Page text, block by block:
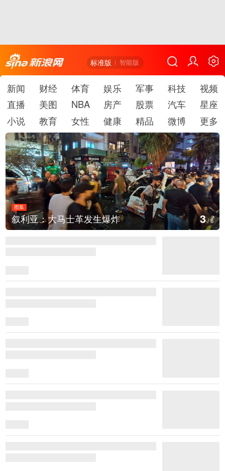
标准版 智能版
新闻 财经 体育 娱乐 军事 科技
视频
直播
美图 NBA 房产 股票 汽车
星座
小说
教育 女性 健康 精品 微博 更多
图集
叙利亚：大马士革发生爆炸 3/6